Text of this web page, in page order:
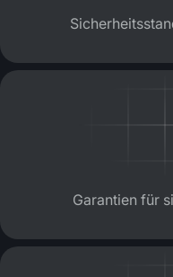
Garantien für